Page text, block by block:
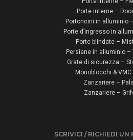
Porte interne –
Portoncini in alluminio
Porte d’ingresso in
Porte blindate –
Persiane in alluminio –
Grate di sicurezza –
Monoblocchi &
Zanzariere –
Zanzariere –
SCRIVICI / RICHIEDI UN